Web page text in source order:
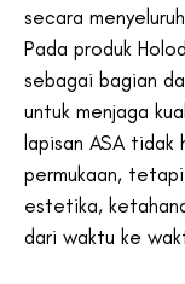
secara
Pada produk
sebagai bagian
untuk menjaga
lapisan ASA tidak
permukaan,
estetika,
dari waktu ke